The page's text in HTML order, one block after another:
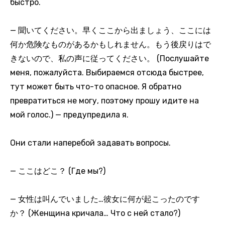
быстро.
— 聞いてください。早くここから出ましょう、ここには
何か危険なものがあるかもしれません。もう後戻りはで
きないので、私の声に従ってください。 (Послушайте
меня, пожалуйста. Выбираемся отсюда быстрее,
тут может быть что-то опасное. Я обратно
превратиться не могу, поэтому прошу идите на
мой голос.) — предупредила я.
Они стали наперебой задавать вопросы.
— ここはどこ？ (Где мы?)
— 女性は叫んでいました…彼女に何が起こったのです
か？ (Женщина кричала… Что с ней стало?)